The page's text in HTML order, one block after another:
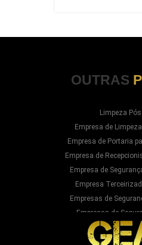
OUTRAS
Limpeza
Empresa de
Empresa de Portaria
Empresa de
Empresa de
Empresa
Empresas de
Empresas de
Empresas Prestadoras